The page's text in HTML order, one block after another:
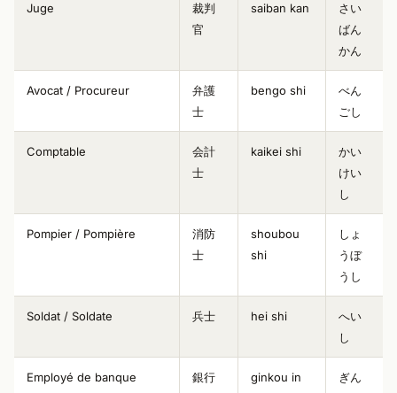
Juge
裁判
官
saiban kan
さい
ばん
かん
Avocat / Procureur
弁護
士
bengo shi
べん
ごし
Comptable
会計
士
kaikei shi
かい
けい
し
Pompier / Pompière
消防
士
shoubou
shi
しょ
うぼ
うし
Soldat / Soldate 兵士 hei shi
へい
し
Employé de banque
銀行
ginkou in
ぎん